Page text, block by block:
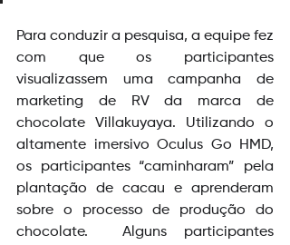
Para conduzir a pesquisa, a equipe fez
com que os participantes
visualizassem uma campanha de
marketing de RV da marca de
chocolate Villakuyaya. Utilizando o
altamente imersivo Oculus Go HMD,
os participantes “caminharam” pela
plantação de cacau e aprenderam
sobre o processo de produção do
chocolate.
Alguns participantes